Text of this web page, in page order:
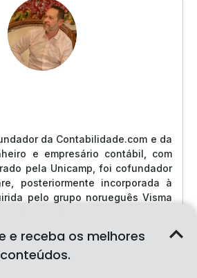
da Contabilidade.com e da
e empresário contábil, com
pela Unicamp, foi cofundador
posteriormente incorporada à
pelo grupo norueguês Visma
e BPO financeiro para
micro, pequenas e médias
e receba os melhores
conteúdos.